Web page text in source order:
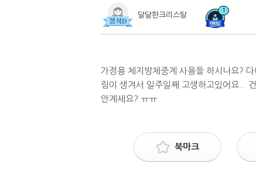
달달한크리스탈
1
가정용 체지방체중계 사용들 하시나요?
림이 생겨서 일주일째 고생하고있어요...
안계세요? ㅠㅠ
북마크